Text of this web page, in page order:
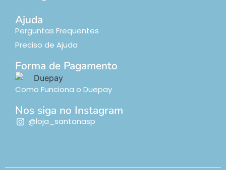
Ajuda
Perguntas Frequentes
Preciso de Ajuda
Forma de Pagamento
Como Funciona o Duepay
Nos siga no Instagram
@loja_santanasp